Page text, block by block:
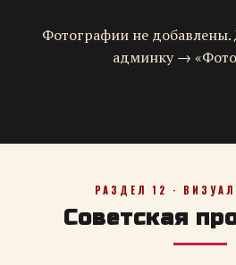
Фотографии не добавлены.
админку →
РАЗДЕЛ 12 ·
Советская